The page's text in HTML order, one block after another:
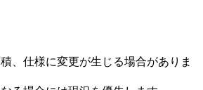
、仕様に変更が生じる場合がありま